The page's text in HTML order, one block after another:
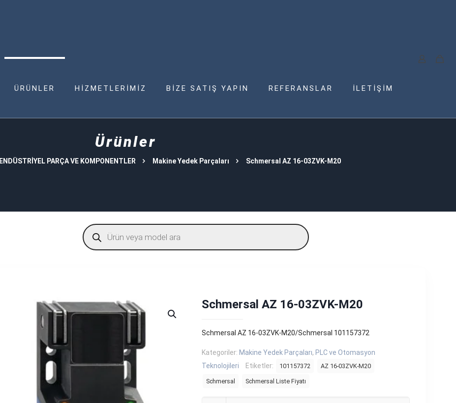
ÜRÜNLER HİZMETLERİMİZ BİZE SATIŞ YAPIN REFERANSLAR İLETİŞİM
Ürünler
ENDÜSTRİYEL PARÇA VE KOMPONENTLER Makine Yedek Parçaları Schmersal AZ 16-03ZVK-M20
Products
search
Schmersal AZ 16-03ZVK-M20
Schmersal AZ 16-03ZVK-M20/Schmersal 101157372
Kategoriler: Makine Yedek Parçaları, PLC ve Otomasyon
Teknolojileri
Etiketler: 101157372 AZ 16-03ZVK-M20
Schmersal Schmersal Liste Fiyatı